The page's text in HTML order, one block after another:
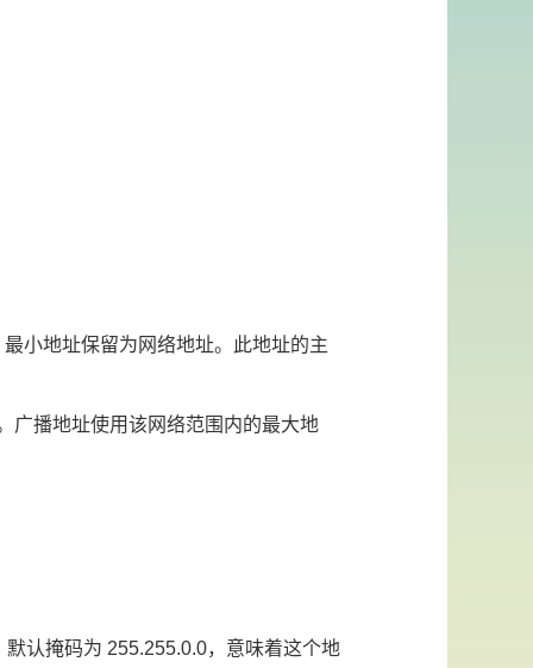
小地址保留为网络地址。此地址的主
广播地址使用该网络范围内的最大地
认掩码为 255.255.0.0，意味着这个地